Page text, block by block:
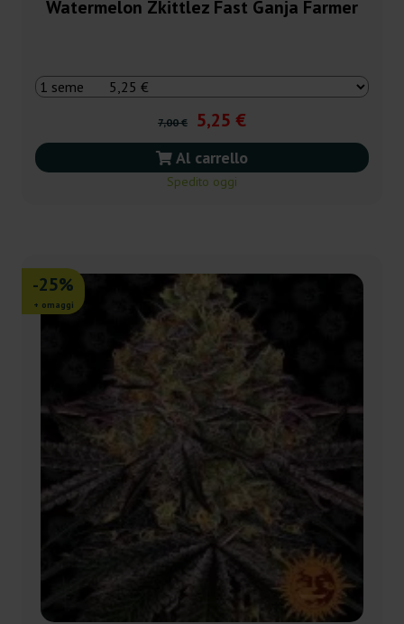
Watermelon Zkittlez Fast Ganja Farmer
7,00 € 5,25 €
Al carrello
Spedito oggi
-25%
+ omaggi